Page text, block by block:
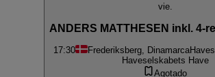
vie.
ANDERS MATTHESEN inkl. 4-
17:30 Frederiksberg, Dinamarca
Haveselskabets Have
Agotado